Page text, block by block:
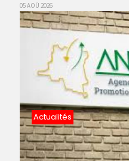
05 AOÛ 2026
Actualités